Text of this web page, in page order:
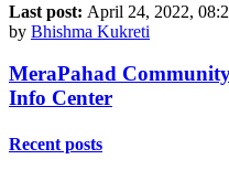
Last post: April 24, 2022,
by Bhishma Kukreti
MeraPahad
Info Center
Recent posts